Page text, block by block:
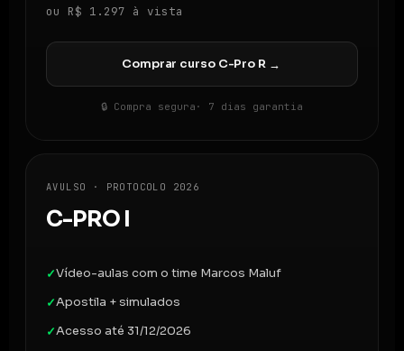
ou R$ 1.297 à vista
Comprar curso C-Pro R →
🔒 Compra segura · 7 dias garantia
AVULSO · PROTOCOLO 2026
C-PRO I
✓Vídeo-aulas com o time Marcos Maluf
✓Apostila + simulados
✓Acesso até 31/12/2026